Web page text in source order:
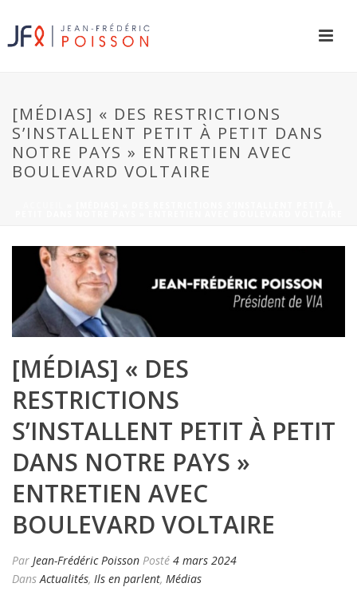
[MÉDIAS] « DES RESTRICTIONS
S’INSTALLENT PETIT À PETIT DANS
NOTRE PAYS » ENTRETIEN AVEC
BOULEVARD VOLTAIRE
[MÉDIAS] « DES
RESTRICTIONS
S’INSTALLENT PETIT À PETIT
DANS NOTRE PAYS »
ENTRETIEN AVEC
BOULEVARD VOLTAIRE
Par Jean-Frédéric Poisson Posté 4 mars 2024
DansActualités, Ils en parlent, Médias